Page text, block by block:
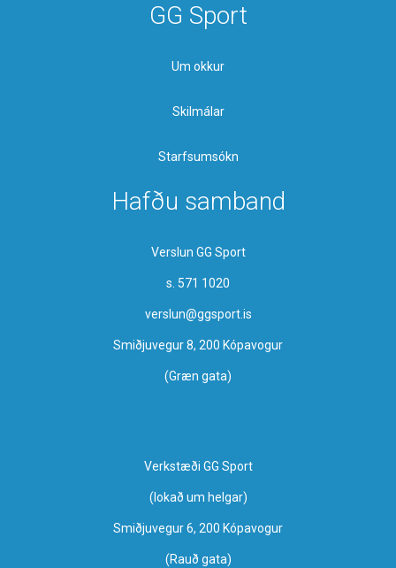
GG Sport
Um okkur
Skilmálar
Starfsumsókn
Hafðu samband
Verslun GG Sport
s. 571 1020
verslun@ggsport.is
Smiðjuvegur 8, 200 Kópavogur
(Græn gata)
Verkstæði GG Sport
​(lokað um helgar)
Smiðjuvegur 6, 200 Kópavogur
(Rauð gata)